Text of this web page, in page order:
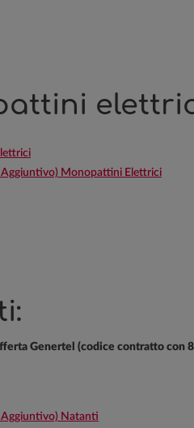
Monopattini Elettrici
Genertel (codice contratto con
Natanti